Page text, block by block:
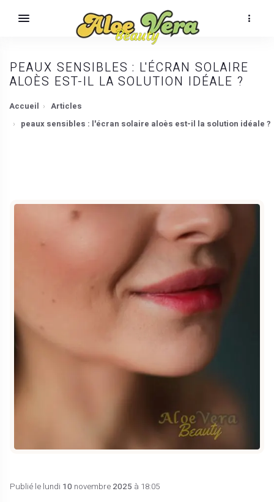
PEAUX SENSIBLES : L'ÉCRAN SOLAIRE
ALOÈS EST-IL LA SOLUTION IDÉALE ?
Accueil
Articles
peaux sensibles : l'écran solaire aloès est-il la solution idéale ?
Publié le lundi 10 novembre 2025 à 18:05